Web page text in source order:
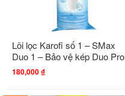
Lõi lọc Karofi số 1 – SMax
Duo 1 – Bảo vệ kép Duo Pro
180,000₫